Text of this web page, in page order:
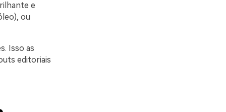
e
ou
Isso as
editoriais